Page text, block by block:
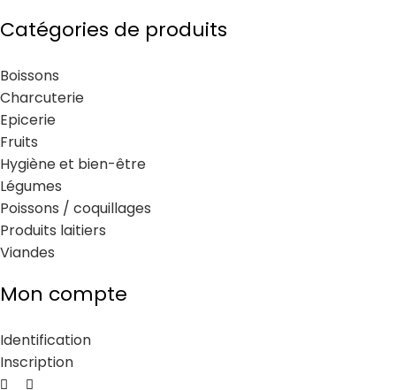
Catégories de produits
Boissons
Charcuterie
Epicerie
Fruits
Hygiène et bien-être
Légumes
Poissons / coquillages
Produits laitiers
Viandes
Mon compte
Identification
Inscription